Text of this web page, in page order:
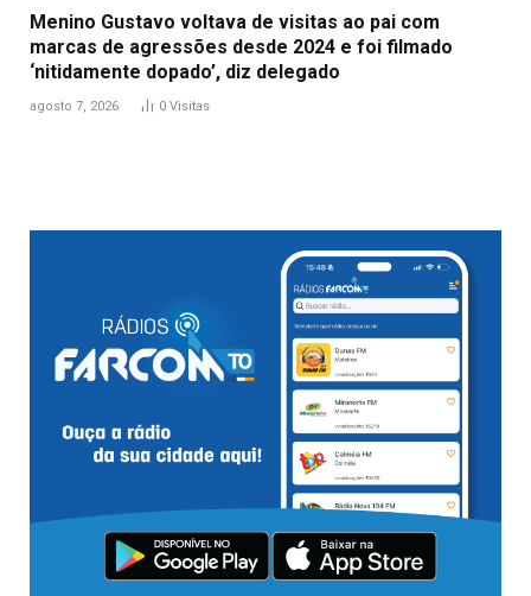
Menino Gustavo voltava de visitas ao pai com
marcas de agressões desde 2024 e foi filmado
‘nitidamente dopado’, diz delegado
agosto 7, 2026 0 Visitas